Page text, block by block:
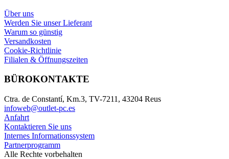
Über uns
Werden Sie unser Lieferant
Warum so günstig
Versandkosten
Cookie-Richtlinie
Filialen & Öffnungszeiten
BÜROKONTAKTE
Ctra. de Constantí, Km.3, TV-7211, 43204 Reus
infoweb@outlet-pc.es
Anfahrt
Kontaktieren Sie uns
Internes Informationssystem
Partnerprogramm
Alle Rechte vorbehalten